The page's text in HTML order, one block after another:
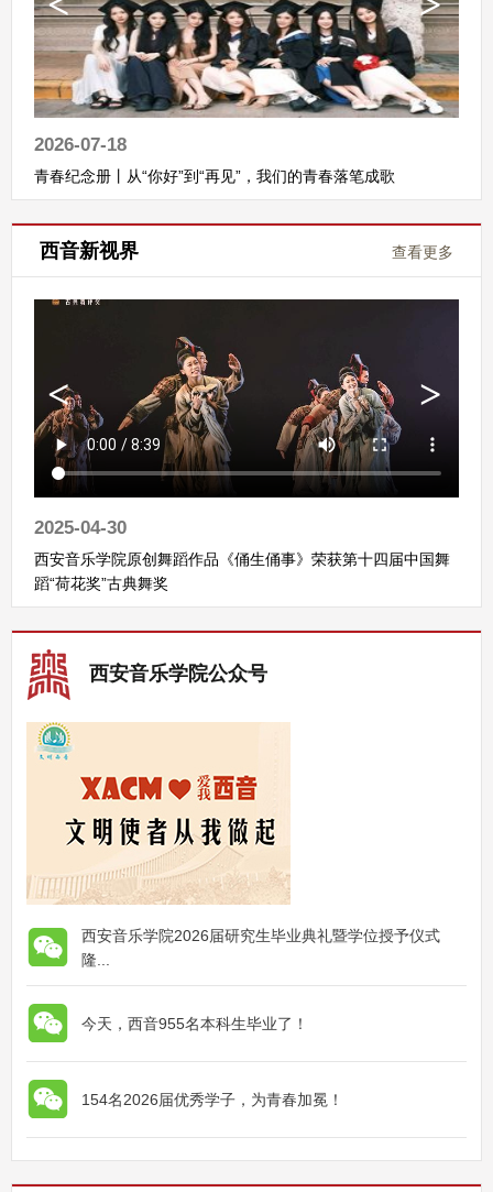
2026-07-18
青春纪念册丨从“你好”到“再见”，我们的青春落笔成歌
西音新视界 查看更多
2025-04-30
西安音乐学院原创舞蹈作品《俑生俑事》荣获第十四届中国舞
蹈“荷花奖”古典舞奖
西安音乐学院公众号
西安音乐学院2026届研究生毕业典礼暨学位授予仪式
隆...
今天，西音955名本科生毕业了！
154名2026届优秀学子，为青春加冕！